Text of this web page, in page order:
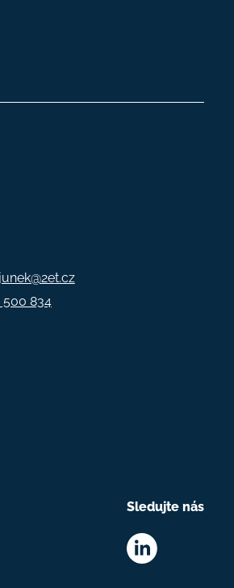
500 834
Sledujte nás